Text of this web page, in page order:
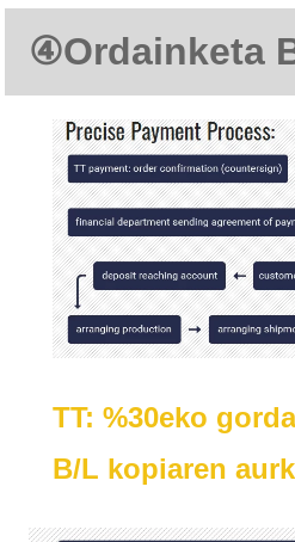
④Ordainketa
TT: %30eko
B/L kopiaren